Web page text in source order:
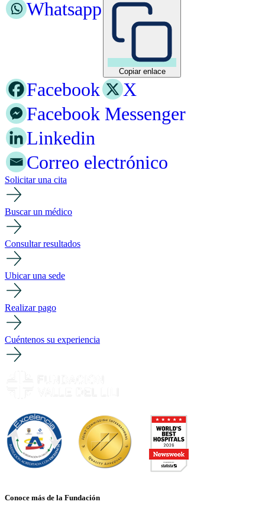
Copiar enlace
Whatsapp
Facebook
X
Facebook Messenger
Linkedin
Correo electrónico
Solicitar una cita
Buscar un médico
Consultar resultados
Ubicar una sede
Realizar pago
Cuéntenos su experiencia
Conoce más de la Fundación